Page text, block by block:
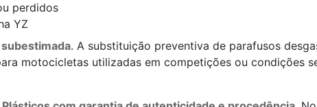
perdidos
YZ
. A substituição preventiva de parafusos
motocicletas utilizadas em competições ou condições